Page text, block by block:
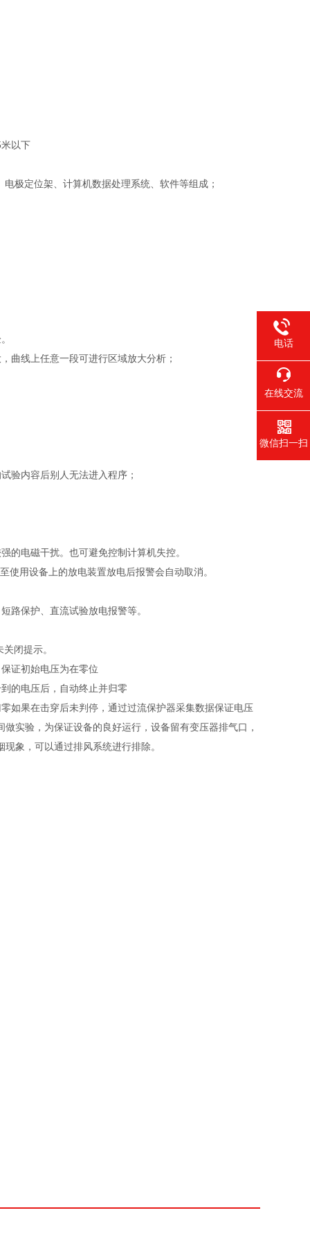
以下
极定位架、计算机数据处理系统、软件等组成；
曲线上任意一段可进行区域放大分析；
验内容后别人无法进入程序；
的电磁干扰。也可避免控制计算机失控。
用设备上的放电装置放电后报警会自动取消。
路保护、直流试验放电报警等。
闭提示。
证初始电压为在零位
的电压后，自动终止并归零
如果在击穿后未判停，通过过流保护器采集数据保证电压
实验，为保证设备的良好运行，设备留有变压器排气口，
象，可以通过排风系统进行排除。
电话
在线交流
微信扫一扫